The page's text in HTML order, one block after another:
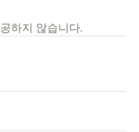
하지 않습니다.